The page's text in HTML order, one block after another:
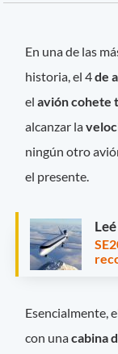
En una de las
historia, el 4de
elavión cohete
alcanzar la
ningún otro
el presente.
Esencialmente,
con unacabina